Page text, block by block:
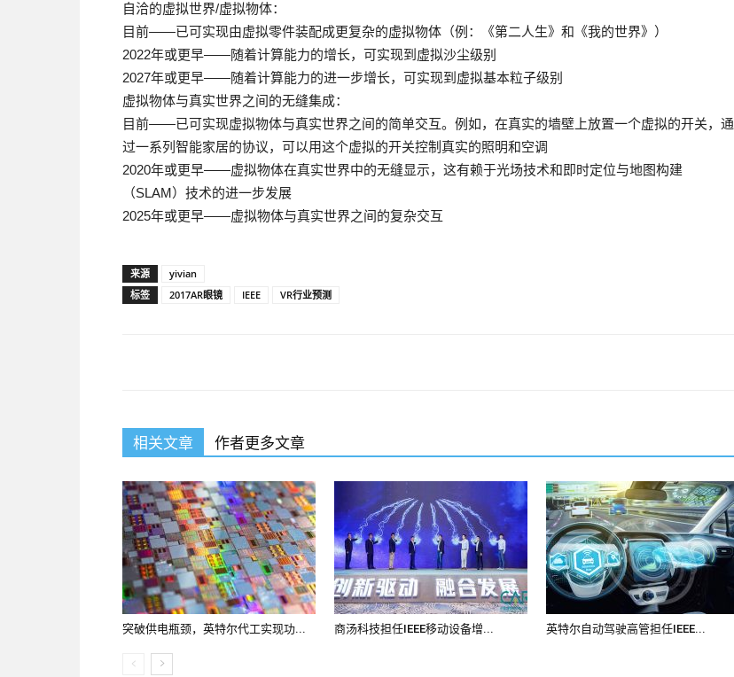
自洽的虚拟世界/虚拟物体：
目前——已可实现由虚拟零件装配成更复杂的虚拟物体（例：《第二人生》和《我的世界》）
2022年或更早——随着计算能力的增长，可实现到虚拟沙尘级别
2027年或更早——随着计算能力的进一步增长，可实现到虚拟基本粒子级别
虚拟物体与真实世界之间的无缝集成：
目前——已可实现虚拟物体与真实世界之间的简单交互。例如，在真实的墙壁上放置一个虚拟的开关，通
过一系列智能家居的协议，可以用这个虚拟的开关控制真实的照明和空调
2020年或更早——虚拟物体在真实世界中的无缝显示，这有赖于光场技术和即时定位与地图构建
（SLAM）技术的进一步发展
2025年或更早——虚拟物体与真实世界之间的复杂交互
来源
yivian
标签
2017AR眼镜 IEEE VR行业预测
相关文章 作者更多文章
突破供电瓶颈，英特尔代工实现功... 商汤科技担任IEEE移动设备增... 英特尔自动驾驶高管担任IEEE...